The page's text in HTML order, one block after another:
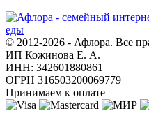
© 2012-2026 - Афлора. Все
ИП Кожинова Е. А.
ИНН: 342601880861
ОГРН 316503200069779
Принимаем к оплате